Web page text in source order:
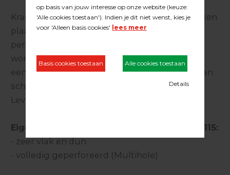
Krasvrij en stofarm schuren op lastig te bereiken
plaatsen? Renotec Duo biedt uitkomst! De
perfopads diameter 115mm. kunnen gebruikt
worden onder de Flex Pinokkio, zodat je
eenvoudig onder laaghangende radiatoren kan
schuren.
Leverbaar in de korrels, 60, 80, 100 en 120.
Eigenschappen Perfopad schuurschijven Ø115:
- zeer vlak en dun
- volledig geperforeerd (Multihole)